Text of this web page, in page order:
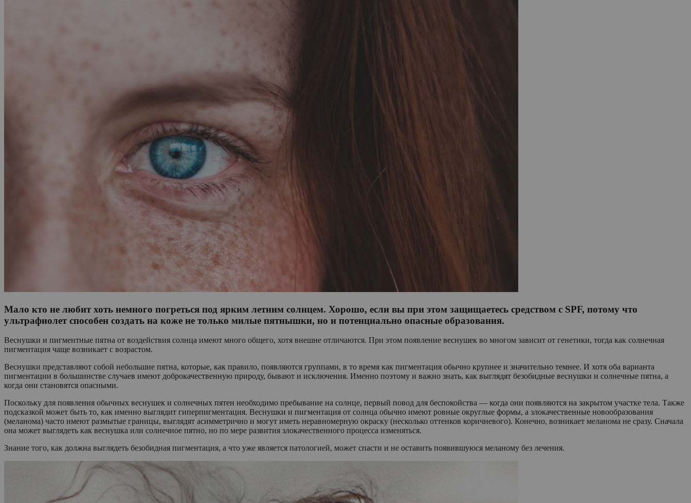
Мало кто не любит хоть немного погреться под ярким летним солнцем. Хорошо, если вы при этом защищаетесь средством с SPF, потому что
ультрафиолет способен создать на коже не только милые пятнышки, но и потенциально опасные образования.
Веснушки и пигментные пятна от воздействия солнца имеют много общего, хотя внешне отличаются. При этом появление веснушек во многом зависит от генетики, тогда как солнечная
пигментация чаще возникает с возрастом.
Веснушки представляют собой небольшие пятна, которые, как правило, появляются группами, в то время как пигментация обычно крупнее и значительно темнее. И хотя оба варианта
пигментации в большинстве случаев имеют доброкачественную природу, бывают и исключения. Именно поэтому и важно знать, как выглядят безобидные веснушки и солнечные пятна, а
когда они становятся опасными.
Поскольку для появления обычных веснушек и солнечных пятен необходимо пребывание на солнце, первый повод для беспокойства — когда они появляются на закрытом участке тела. Также
подсказкой может быть то, как именно выглядит гиперпигментация. Веснушки и пигментация от солнца обычно имеют ровные округлые формы, а злокачественные новообразования
(меланома) часто имеют размытые границы, выглядят асимметрично и могут иметь неравномерную окраску (несколько оттенков коричневого). Конечно, возникает меланома не сразу. Сначала
она может выглядеть как веснушка или солнечное пятно, но по мере развития злокачественного процесса изменяться.
Знание того, как должна выглядеть безобидная пигментация, а что уже является патологией, может спасти и не оставить появившуюся меланому без лечения.